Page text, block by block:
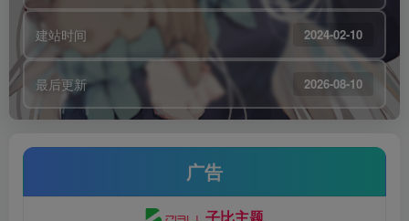
建站时间 2024-02-10
最后更新 2026-08-10
广告